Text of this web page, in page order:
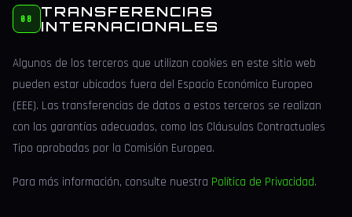
08
TRANSFERENCIAS
INTERNACIONALES
Algunos de los terceros que utilizan cookies en este sitio web
pueden estar ubicados fuera del Espacio Económico Europeo
(EEE). Las transferencias de datos a estos terceros se realizan
con las garantías adecuadas, como las Cláusulas Contractuales
Tipo aprobadas por la Comisión Europea.
Para más información, consulte nuestra Política de Privacidad.